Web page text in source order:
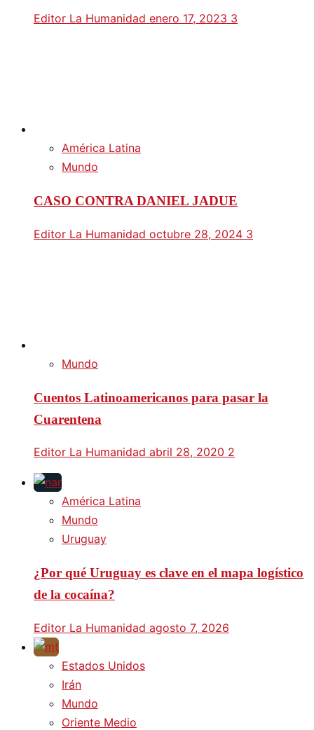
Editor La Humanidad enero 17, 2023 3
América Latina
Mundo
CASO CONTRA DANIEL JADUE
Editor La Humanidad octubre 28, 2024 3
Mundo
Cuentos Latinoamericanos para pasar la
Cuarentena
Editor La Humanidad abril 28, 2020 2
América Latina
Mundo
Uruguay
¿Por qué Uruguay es clave en el mapa logístico
de la cocaína?
Editor La Humanidad agosto 7, 2026
Estados Unidos
Irán
Mundo
Oriente Medio